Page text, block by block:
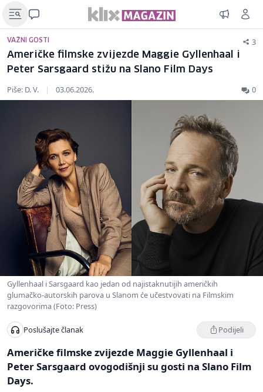
VAŽNI GOSTI 3
Američke filmske zvijezde Maggie Gyllenhaal i
Peter Sarsgaard stižu na Slano Film Days
Piše: D. V. | 03.06.2026. 0
Gyllenhaal i Sarsgaard kao jedan od najistaknutijih američkih
glumačko-autorskih parova u Slanom će učestvovati na Filmskim
razgovorima (Foto: Press)
Poslušajte članak Podijeli
Američke filmske zvijezde Maggie Gyllenhaal i
Peter Sarsgaard ovogodišnji su gosti na Slano Film
Days.